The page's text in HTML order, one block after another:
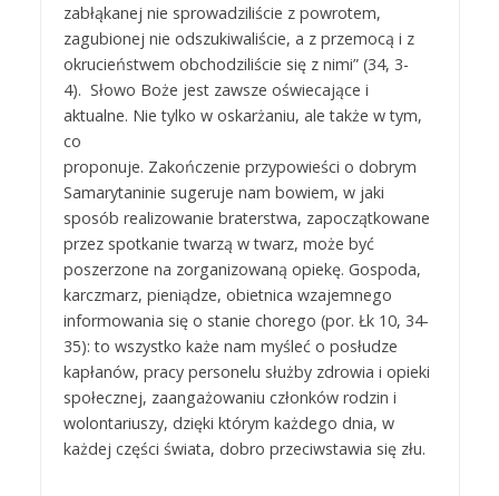
zabłąkanej nie sprowadziliście z powrotem,
zagubionej nie odszukiwaliście, a z przemocą i z
okrucieństwem obchodziliście się z nimi” (34, 3-
4). Słowo Boże jest zawsze oświecające i
aktualne. Nie tylko w oskarżaniu, ale także w tym,
co
proponuje. Zakończenie przypowieści o dobrym
Samarytaninie sugeruje nam bowiem, w jaki
sposób realizowanie braterstwa, zapoczątkowane
przez spotkanie twarzą w twarz, może być
poszerzone na zorganizowaną opiekę. Gospoda,
karczmarz, pieniądze, obietnica wzajemnego
informowania się o stanie chorego (por. Łk 10, 34-
35): to wszystko każe nam myśleć o posłudze
kapłanów, pracy personelu służby zdrowia i opieki
społecznej, zaangażowaniu członków rodzin i
wolontariuszy, dzięki którym każdego dnia, w
każdej części świata, dobro przeciwstawia się złu.